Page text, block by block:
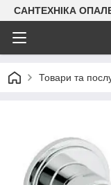
САНТЕХНІКА
Товари та